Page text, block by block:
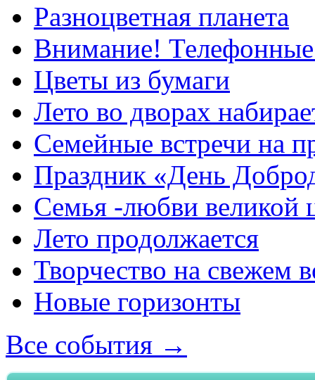
Разноцветная планета
Внимание!
Цветы из бумаги
Лето во дворах
Семейные встречи на
Праздник «День
Семья -любви великой
Лето продолжается
Творчество на свежем
Новые горизонты
Все события →